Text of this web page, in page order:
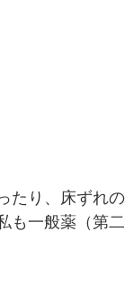
たり、床ずれ
も一般薬（第